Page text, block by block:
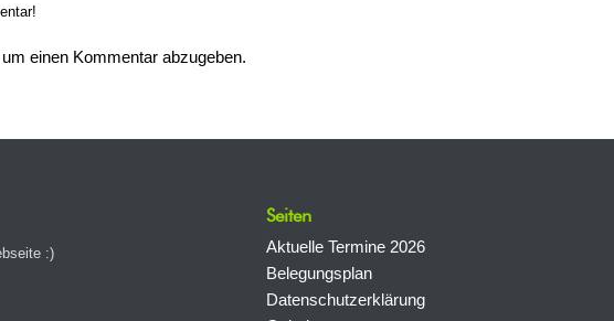
einen Kommentar abzugeben.
:)
Seiten
Aktuelle Termine 2026
Belegungsplan
Datenschutzerklärung